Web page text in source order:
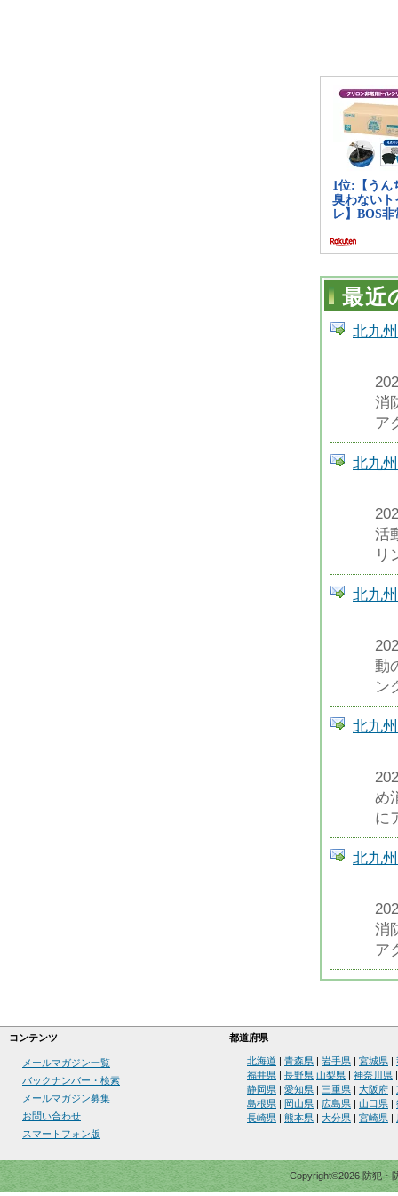
最近
北九
消
ア
北九
活
リ
北九
動
ン
北九
め
に
北九
消
ア
コンテンツ 都道府県
メールマガジン一覧
バックナンバー・検索
メールマガジン募集
お問い合わせ
スマートフォン版
北海道 青森県 岩手県 宮城県
福井県
長野県 山梨県 神奈川県
静岡県
愛知県 三重県 大阪府
島根県
岡山県 広島県 山口県
長崎県
熊本県 大分県 宮崎県
Copyright©2026 防犯・